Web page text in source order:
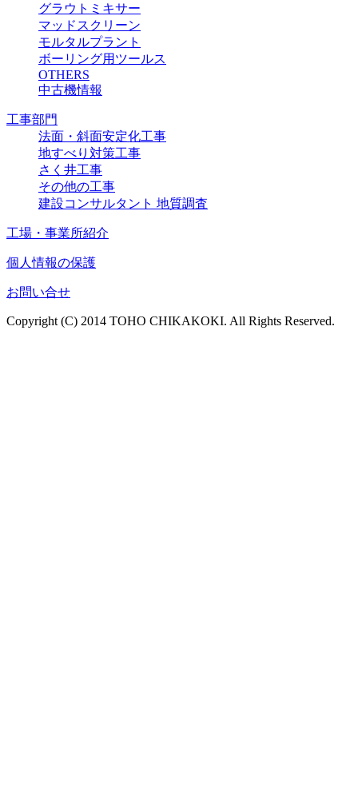
グラウトミキサー
マッドスクリーン
モルタルプラント
ボーリング用ツールス
OTHERS
中古機情報
工事部門
法面・斜面安定化工事
地すべり対策工事
さく井工事
その他の工事
建設コンサルタント 地質調査
工場・事業所紹介
個人情報の保護
お問い合せ
Copyright (C) 2014 TOHO CHIKAKOKI. All Rights Reserved.